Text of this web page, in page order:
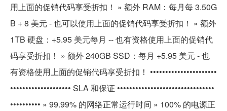
用上面的促销代码享受折扣！ » 额外 RAM：每月每 3.50G
B + 8 美元 - 也可以使用上面的促销代码享受折扣！ » 额外
1TB 硬盘：+5.95 美元每月 -- 也有资格使用上面的促销代
码享受折扣！ » 额外 240GB SSD：每月 +5.95 美元 - 也
有资格使用上面的促销代码享受折扣！ ••••••••••••••••••••••
•••••••••••••••••••• SLA 和保证 ••••••••••••••••••••••••••••••••
•••••••••• » 99.99% 的网络正常运行时间 » 100% 的电源正